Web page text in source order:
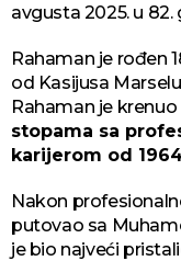
avgusta 2025. u 82.
Rahaman je rođen
od Kasijusa
Rahaman je
stopama sa
karijerom od
Nakon
putovao sa
je bio najveći